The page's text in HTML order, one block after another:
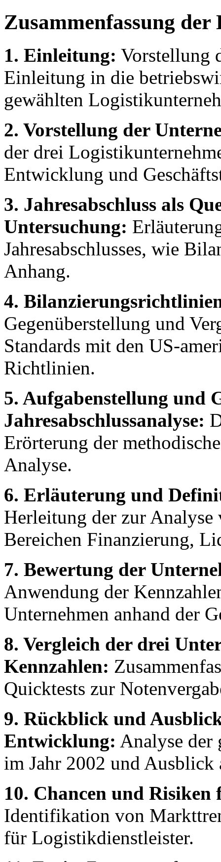
Zusammenfassung der
1. Einleitung: Vorstellung
Einleitung in die
gewählten
2. Vorstellung der
der drei
Entwicklung und
3. Jahresabschluss als
Untersuchung:
Jahresabschlusses, wie
Anhang.
4.
Gegenüberstellung und
Standards mit den US-
Richtlinien.
5. Aufgabenstellung und
Jahresabschlussanalyse:
Erörterung der
Analyse.
6. Erläuterung und
Herleitung der zur Analyse
Bereichen Finanzierung,
7. Bewertung der
Anwendung der
Unternehmen anhand der
8. Vergleich der drei
Kennzahlen:
Quicktests zur
9. Rückblick und
Entwicklung: Analyse der
im Jahr 2002 und Ausblick
10. Chancen und
Identifikation von
für Logistikdienstleister.